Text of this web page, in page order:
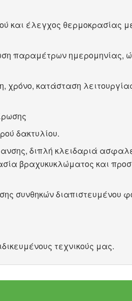
και έλεγχος θερμοκρασίας
παραμέτρων ημερομηνίας,
χρόνο, κατάσταση
δακτυλίου.
διπλή κλειδαριά
βραχυκυκλώματος και
συνθηκών διαπιστευμένου
τεχνικούς μας.